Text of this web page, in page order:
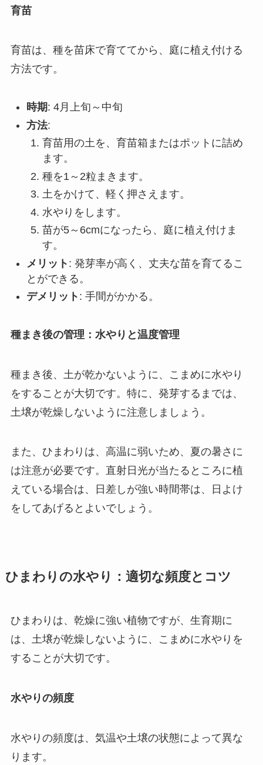
育苗
育苗は、種を苗床で育ててから、庭に植え付ける
方法です。
時期: 4月上旬～中旬
方法:
育苗用の土を、育苗箱またはポットに詰め
ます。
種を1～2粒まきます。
土をかけて、軽く押さえます。
水やりをします。
苗が5～6cmになったら、庭に植え付けま
す。
メリット : 発芽率が高く、丈夫な苗を育てるこ
とができる。
デメリット : 手間がかかる。
種まき後の管理：水やりと温度管理
種まき後、土が乾かないように、こまめに水やり
をすることが大切です。特に、発芽するまでは、
土壌が乾燥しないように注意しましょう。
また、ひまわりは、高温に弱いため、夏の暑さに
は注意が必要です。直射日光が当たるところに植
えている場合は、日差しが強い時間帯は、日よけ
をしてあげるとよいでしょう。
ひまわりの水やり：適切な頻度とコツ
ひまわりは、乾燥に強い植物ですが、生育期に
は、土壌が乾燥しないように、こまめに水やりを
することが大切です。
水やりの頻度
水やりの頻度は、気温や土壌の状態によって異な
ります。